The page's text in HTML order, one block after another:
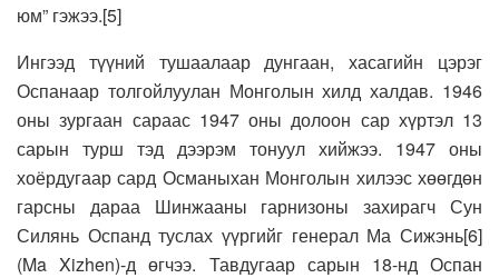
юм” гэжээ.[5]
Ингээд түүний тушаалаар дунгаан, хасагийн цэрэг
Оспанаар толгойлуулан Монголын хилд халдав. 1946
оны зургаан сараас 1947 оны долоон сар хүртэл 13
сарын турш тэд дээрэм тонуул хийжээ. 1947 оны
хоёрдугаар сард Османыхан Монголын хилээс хөөгдөн
гарсны дараа Шинжааны гарнизоны захирагч Сун
Силянь Оспанд туслах үүргийг генерал Ма Сижэнь[6]
(Ma Xizhen)-д өгчээ. Тавдугаар сарын 18-нд Оспан